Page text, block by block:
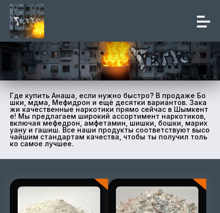
Где купить Анаша, если нужно быстро? В продаже Бо
шки, мдма, Мефидрон и ещё десятки вариантов. Зака
жи качественные наркотики прямо сейчас в Шымкент
е! Мы предлагаем широкий ассортимент наркотиков,
включая мефедрон, амфетамин, шишки, бошки, марих
уану и гашиш. Все наши продукты соответствуют высо
чайшим стандартам качества, чтобы ты получил толь
ко самое лучшее.